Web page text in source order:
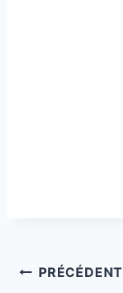
Navigation
PRÉCÉDENT